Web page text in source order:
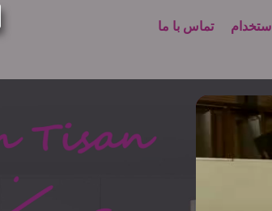
استخدام تماس با ما